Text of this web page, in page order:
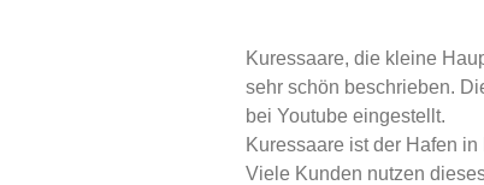
Kuressaare, die kleine
sehr schön beschrieben.
bei Youtube eingestellt.
Kuressaare ist der Hafen
Viele Kunden nutzen